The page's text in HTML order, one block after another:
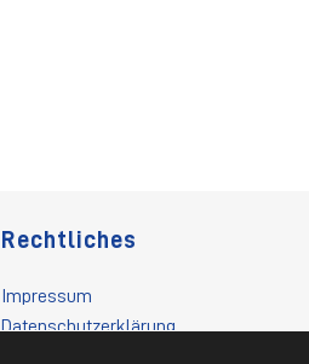
Rechtliches
Impressum
Datenschutzerklärung